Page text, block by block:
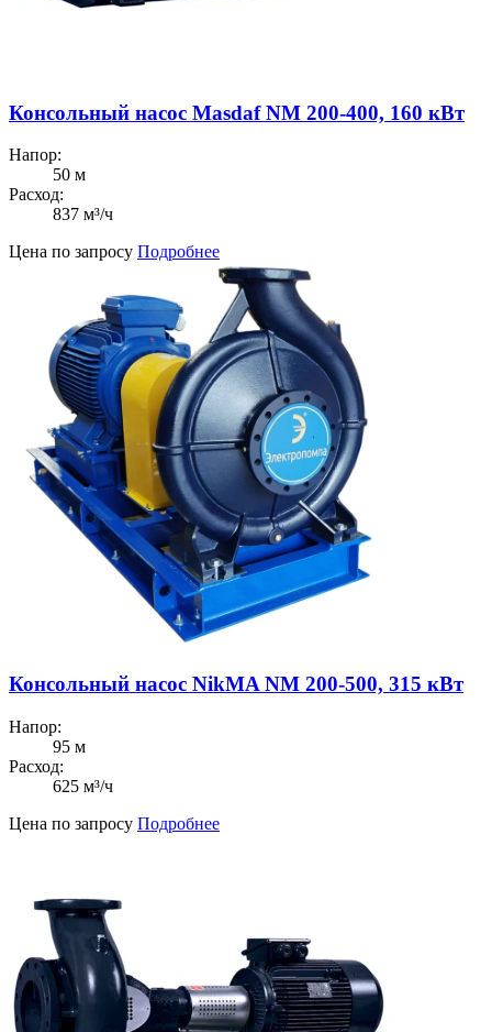
Консольный насос Masdaf NM 200-400, 160 кВт
Напор:
50 м
Расход:
837 м³/ч
Цена по запросу Подробнее
Консольный насос NikMA NM 200-500, 315 кВт
Напор:
95 м
Расход:
625 м³/ч
Цена по запросу Подробнее